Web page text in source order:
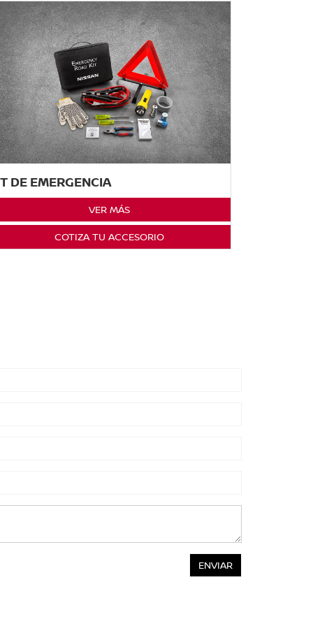
DE EMERGENCIA
VER MÁS
COTIZA TU ACCESORIO